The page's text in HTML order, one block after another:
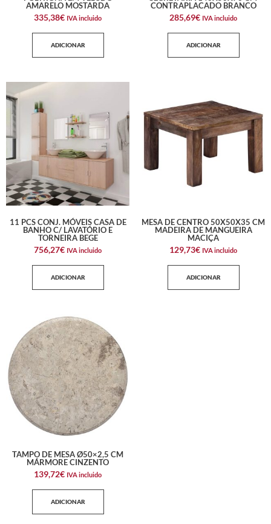
AMARELO MOSTARDA
335,38€ IVA incluido
ADICIONAR
CONTRAPLACADO BRANCO
285,69€ IVA incluido
ADICIONAR
11 PCS CONJ. MÓVEIS CASA DE
BANHO C/ LAVATÓRIO E
TORNEIRA BEGE
756,27€ IVA incluido
ADICIONAR
MESA DE CENTRO 50X50X35 CM
MADEIRA DE MANGUEIRA
MACIÇA
129,73€ IVA incluido
ADICIONAR
TAMPO DE MESA Ø50×2,5 CM
MÁRMORE CINZENTO
139,72€ IVA incluido
ADICIONAR